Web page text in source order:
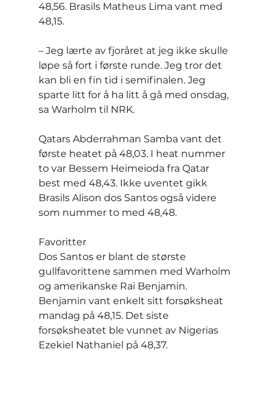
48,56. Brasils Matheus Lima vant med
48,15.
– Jeg lærte av fjoråret at jeg ikke skulle
løpe så fort i første runde. Jeg tror det
kan bli en fin tid i semifinalen. Jeg
sparte litt for å ha litt å gå med onsdag,
sa Warholm til NRK.
Qatars Abderrahman Samba vant det
første heatet på 48,03. I heat nummer
to var Bessem Heimeioda fra Qatar
best med 48,43. Ikke uventet gikk
Brasils Alison dos Santos også videre
som nummer to med 48,48.
Favoritter
Dos Santos er blant de største
gullfavorittene sammen med Warholm
og amerikanske Rai Benjamin.
Benjamin vant enkelt sitt forsøksheat
mandag på 48,15. Det siste
forsøksheatet ble vunnet av Nigerias
Ezekiel Nathaniel på 48,37.